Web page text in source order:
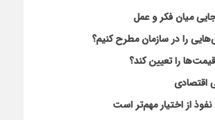
میان فکر و عمل
را در سازمان مطرح کنیم؟
را تعیین کند؟
اقتصادی
از اختیار مهم‌تر است